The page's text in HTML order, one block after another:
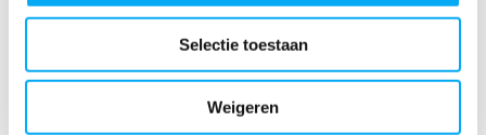
Selectie toestaan
Weigeren
niet alleen een prachtige uitstraling, maar ook praktische
voordelen die het leven aan boord comfortabeler maken.
Een vleugje Italiaanse stijl